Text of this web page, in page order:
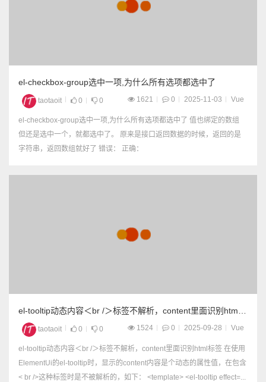
el-checkbox-group选中一项,为什么所有选项都选中了
taotaoit 0 0 1621 0 2025-11-03 Vue
el-checkbox-group选中一项,为什么所有选项都选中了 值也绑定的数组
但还是选中一个，就都选中了。 原来是接口返回数据的时候，返回的是
字符串，返回数组就好了 错误： 正确：
el-tooltip动态内容＜br /＞标签不解析，content里面识别html
标签 taotaoit 0 0 1524 0 2025-09-28 Vue
el-tooltip动态内容＜br /＞标签不解析，content里面识别html标签 在使用
ElementUi的el-tooltip时，显示的content内容是个动态的属性值，在包含
< br />这种标签时是不被解析的，如下： <template> <el-tooltip effect=...